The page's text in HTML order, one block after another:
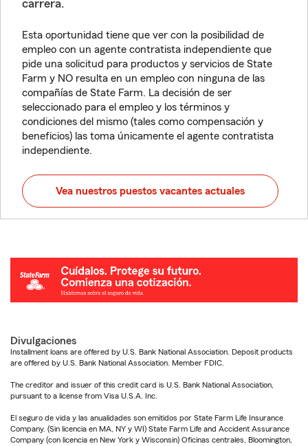
carrera.
Esta oportunidad tiene que ver con la posibilidad de
empleo con un agente contratista independiente que
pide una solicitud para productos y servicios de State
Farm y NO resulta en un empleo con ninguna de las
compañías de State Farm. La decisión de ser
seleccionado para el empleo y los términos y
condiciones del mismo (tales como compensación y
beneficios) las toma únicamente el agente contratista
independiente.
Vea nuestros puestos vacantes actuales
Divulgaciones
Installment loans are offered by U.S. Bank National Association. Deposit products
are offered by U.S. Bank National Association. Member FDIC.
The creditor and issuer of this credit card is U.S. Bank National Association,
pursuant to a license from Visa U.S.A. Inc.
El seguro de vida y las anualidades son emitidos por State Farm Life Insurance
Company. (Sin licencia en MA, NY y WI) State Farm Life and Accident Assurance
Company (con licencia en New York y Wisconsin) Oficinas centrales, Bloomington,